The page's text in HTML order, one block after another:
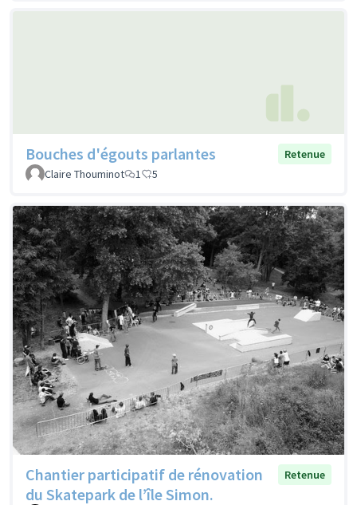
Bouches d'égouts parlantes
Retenue
Claire Thouminot
1 5
Chantier participatif de rénovation
du Skatepark de l’île Simon.
Retenue